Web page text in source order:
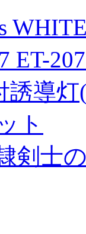
ET-
誘導
ト
剣士